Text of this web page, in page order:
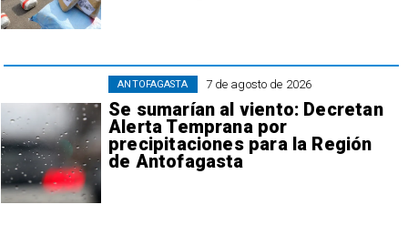
7 de agosto de 2026
Se sumarían al viento: Decretan
Alerta Temprana por
precipitaciones para la Región
de Antofagasta
ANTOFAGASTA